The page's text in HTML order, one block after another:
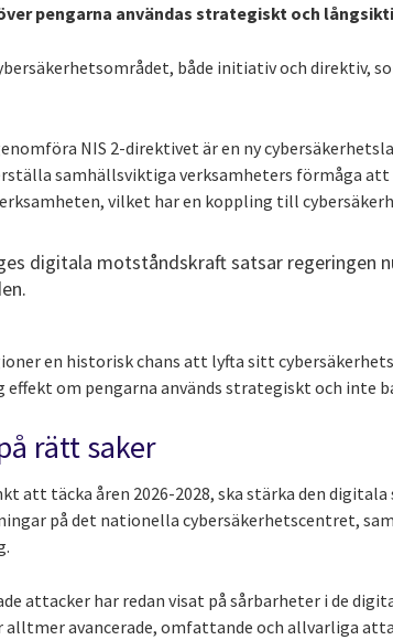
pengarna användas strategiskt och
både initiativ och direktiv,
NIS 2-direktivet är en ny
samhällsviktiga verksamheters förmåga
vilket har en koppling till
digitala motståndskraft satsar regeringen
en historisk chans att lyfta sitt
effekt om pengarna används strategiskt och inte
rätt saker
att täcka åren 2026-2028, ska stärka den
på det nationella cybersäkerhetscentret,
attacker har redan visat på sårbarheter i de
avancerade, omfattande och allvarliga